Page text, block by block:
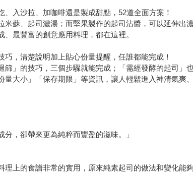
入沙拉、加咖啡還是製成甜點，52道全面方案！
蘇、起司濃湯；而堅果製作的起司沾醬，可以延伸
最豐富的創意應用料理，都在這裡。
，清楚說明加上貼心份量提醒，任誰都能完成！
篩」的技巧，三個步驟就能完成；「需經發酵的起司
大小」「保存期限」等資訊，讓人輕鬆進入神清氣爽
分，卻帶來更為純粹而豐盈的滋味。」
理上的食譜非常的實用，原來純素起司的做法和變化能